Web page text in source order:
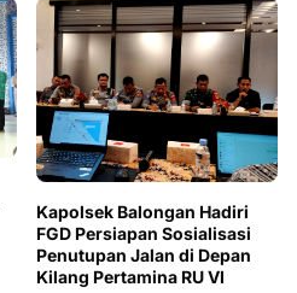
Kapolsek Balongan Hadiri
FGD Persiapan Sosialisasi
Penutupan Jalan di Depan
Kilang Pertamina RU VI